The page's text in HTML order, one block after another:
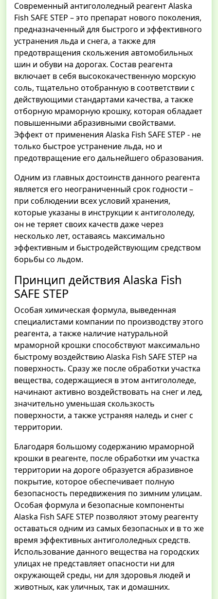
Современный антигололедный реагент Alaska
Fish SAFE STEP – это препарат нового поколения,
предназначенный для быстрого и эффективного
устранения льда и снега, а также для
предотвращения скольжения автомобильных
шин и обуви на дорогах. Состав реагента
включает в себя высококачественную морскую
соль, тщательно отобранную в соответствии с
действующими стандартами качества, а также
отборную мраморную крошку, которая обладает
повышенными абразивными свойствами.
Эффект от применения Alaska Fish SAFE STEP - не
только быстрое устранение льда, но и
предотвращение его дальнейшего образования.
Одним из главных достоинств данного реагента
является его неограниченный срок годности –
при соблюдении всех условий хранения,
которые указаны в инструкции к антигололеду,
он не теряет своих качеств даже через
несколько лет, оставаясь максимально
эффективным и быстродействующим средством
борьбы со льдом.
Принцип действия Alaska Fish
SAFE STEP
Особая химическая формула, выведенная
специалистами компании по производству этого
реагента, а также наличие натуральной
мраморной крошки способствуют максимально
быстрому воздействию Alaska Fish SAFE STEP на
поверхность. Сразу же после обработки участка
вещества, содержащиеся в этом антигололеде,
начинают активно воздействовать на снег и лед,
значительно уменьшая скользкость
поверхности, а также устраняя наледь и снег с
территории.
Благодаря большому содержанию мраморной
крошки в реагенте, после обработки им участка
территории на дороге образуется абразивное
покрытие, которое обеспечивает полную
безопасность передвижения по зимним улицам.
Особая формула и безопасные компоненты
Alaska Fish SAFE STEP позволяют этому реагенту
оставаться одним из самых безопасных и в то же
время эффективных антигололедных средств.
Использование данного вещества на городских
улицах не представляет опасности ни для
окружающей среды, ни для здоровья людей и
животных, как уличных, так и домашних.